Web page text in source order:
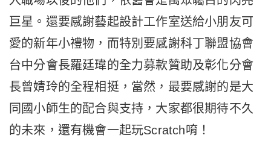
巨星。還要感謝藝起設計工作室送給小朋友可
愛的新年小禮物，而特別要感謝科丁聯盟協會
台中分會長羅廷瑋的全力募款贊助及彰化分會
長曾婧玲的全程相挺，當然，最要感謝的是大
同國小師生的配合與支持，大家都很期待不久
的未來，還有機會一起玩Scratch唷！